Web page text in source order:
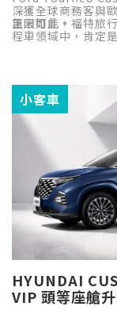
深獲全球商務客與
無限可能。
正因如此，福特旅
程車領域中，肯定
駛使用口碑...都擁
訪了人稱「大李哥
分享Ford
職夥伴。
小客車
HYUNDAI
VIP 頭等座艙